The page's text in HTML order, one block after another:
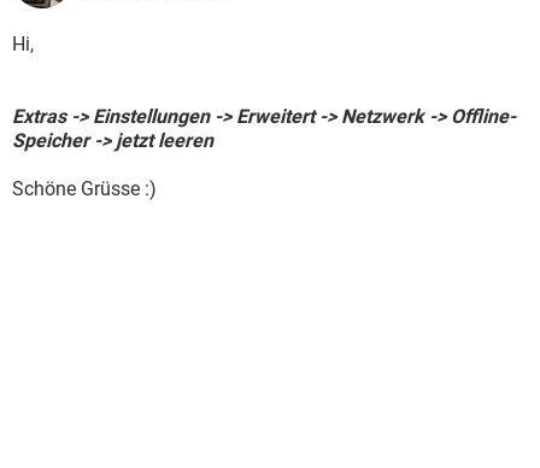
Hi,
Extras -> Einstellungen -> Erweitert -> Netzwerk -> Offline-
Speicher -> jetzt leeren
Schöne Grüsse :)